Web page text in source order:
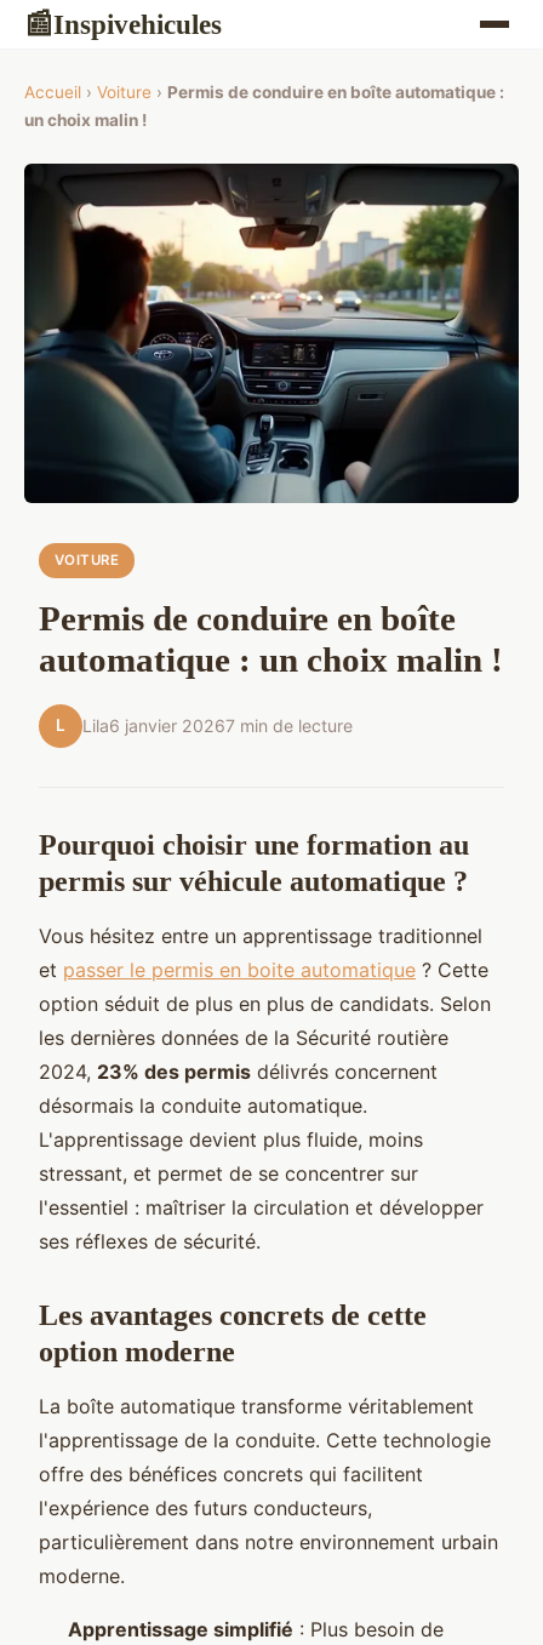
📰Inspivehicules
Accueil › Voiture › Permis de conduire en boîte automatique :
un choix malin !
VOITURE
Permis de conduire en boîte
automatique : un choix malin !
L Lila6 janvier 20267 min de lecture
Pourquoi choisir une formation au
permis sur véhicule automatique ?
Vous hésitez entre un apprentissage traditionnel
et passer le permis en boite automatique ? Cette
option séduit de plus en plus de candidats. Selon
les dernières données de la Sécurité routière
2024, 23% des permis délivrés concernent
désormais la conduite automatique.
L'apprentissage devient plus fluide, moins
stressant, et permet de se concentrer sur
l'essentiel : maîtriser la circulation et développer
ses réflexes de sécurité.
Les avantages concrets de cette
option moderne
La boîte automatique transforme véritablement
l'apprentissage de la conduite. Cette technologie
offre des bénéfices concrets qui facilitent
l'expérience des futurs conducteurs,
particulièrement dans notre environnement urbain
moderne.
Apprentissage simplifié : Plus besoin de